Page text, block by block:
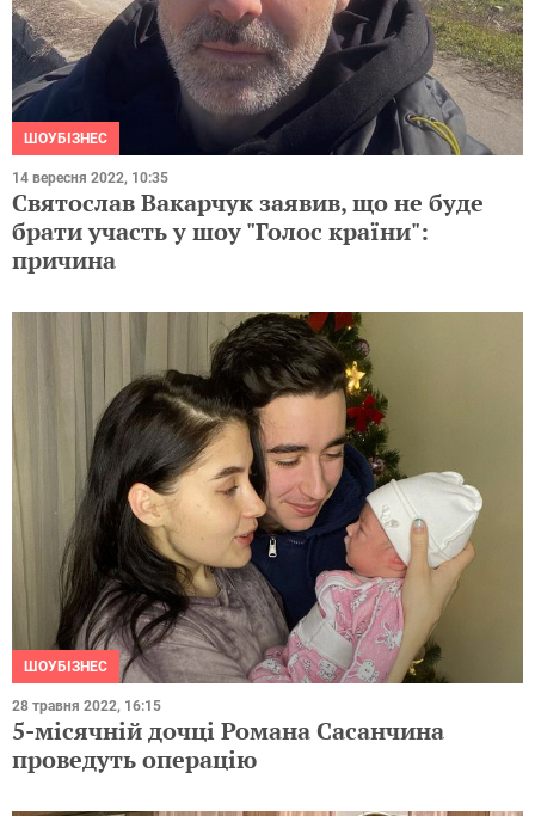
ШОУБІЗНЕС
14 вересня 2022, 10:35
Святослав Вакарчук заявив, що не буде
брати участь у шоу "Голос країни":
причина
ШОУБІЗНЕС
28 травня 2022, 16:15
5-місячній дочці Романа Сасанчина
проведуть операцію